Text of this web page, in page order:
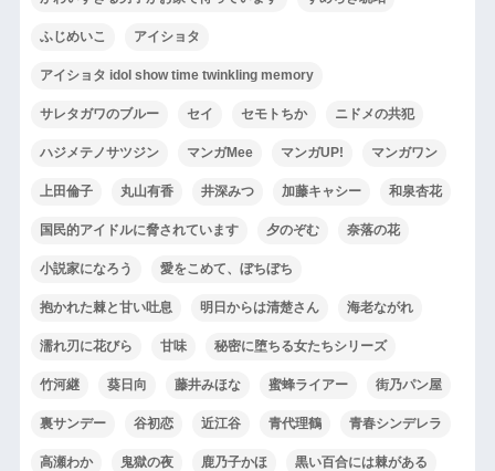
ふじめいこ アイショタ
アイショタ idol show time twinkling memory
サレタガワのブルー セイ セモトちか ニドメの共犯
ハジメテノサツジン マンガMee マンガUP! マンガワン
上田倫子 丸山有香 井深みつ 加藤キャシー 和泉杏花
国民的アイドルに脅されています 夕のぞむ 奈落の花
小説家になろう 愛をこめて、ぼちぼち
抱かれた棘と甘い吐息 明日からは清楚さん 海老ながれ
濡れ刃に花びら 甘味 秘密に堕ちる女たちシリーズ
竹河継 葵日向 藤井みほな 蜜蜂ライアー 街乃パン屋
裏サンデー 谷初恋 近江谷 青代理鶴 青春シンデレラ
高瀬わか 鬼獄の夜 鹿乃子かほ 黒い百合には棘がある